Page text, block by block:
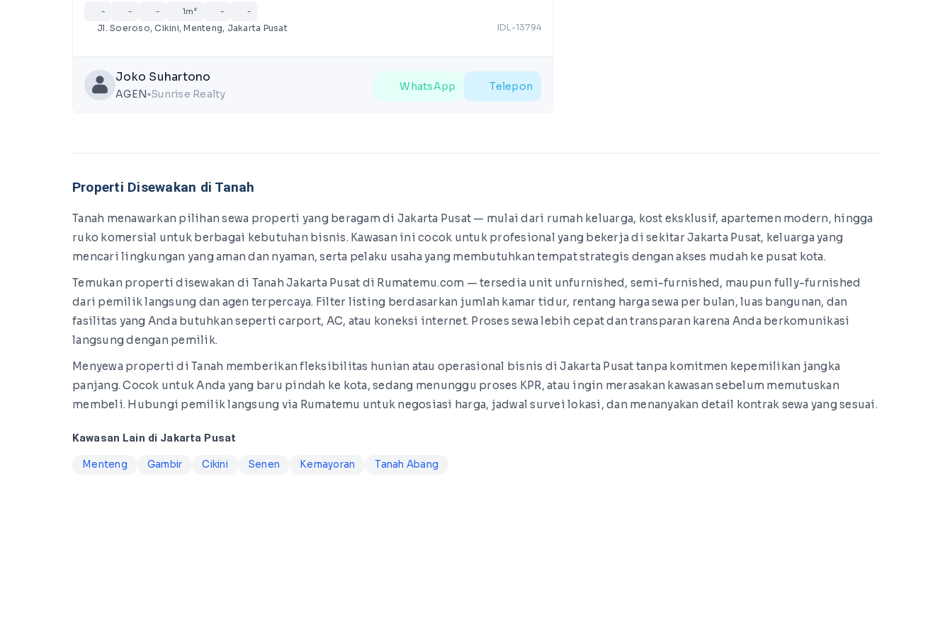
- - - 1m² - -
Jl. Soeroso, Cikini, Menteng, Jakarta Pusat IDL-13794
Joko Suhartono
AGEN lens Sunrise Realty
WhatsApp Telepon
Properti Disewakan di Tanah
Tanah menawarkan pilihan sewa properti yang beragam di Jakarta Pusat — mulai dari rumah keluarga, kost eksklusif, apartemen modern, hingga
ruko komersial untuk berbagai kebutuhan bisnis. Kawasan ini cocok untuk profesional yang bekerja di sekitar Jakarta Pusat, keluarga yang
mencari lingkungan yang aman dan nyaman, serta pelaku usaha yang membutuhkan tempat strategis dengan akses mudah ke pusat kota.
Temukan properti disewakan di Tanah Jakarta Pusat di Rumatemu.com — tersedia unit unfurnished, semi-furnished, maupun fully-furnished
dari pemilik langsung dan agen terpercaya. Filter listing berdasarkan jumlah kamar tidur, rentang harga sewa per bulan, luas bangunan, dan
fasilitas yang Anda butuhkan seperti carport, AC, atau koneksi internet. Proses sewa lebih cepat dan transparan karena Anda berkomunikasi
langsung dengan pemilik.
Menyewa properti di Tanah memberikan fleksibilitas hunian atau operasional bisnis di Jakarta Pusat tanpa komitmen kepemilikan jangka
panjang. Cocok untuk Anda yang baru pindah ke kota, sedang menunggu proses KPR, atau ingin merasakan kawasan sebelum memutuskan
membeli. Hubungi pemilik langsung via Rumatemu untuk negosiasi harga, jadwal survei lokasi, dan menanyakan detail kontrak sewa yang sesuai.
Kawasan Lain di Jakarta Pusat
Menteng Gambir Cikini Senen Kemayoran Tanah Abang